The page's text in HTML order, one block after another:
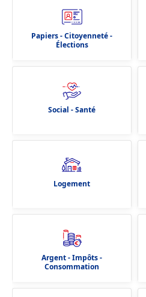
Papiers - Citoyenneté -
Élections
Social - Santé
Logement
Argent - Impôts -
Consommation